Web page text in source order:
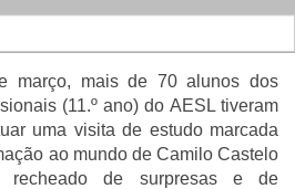
março, mais de 70 alunos dos
(11.º ano) do AESL tiveram
uma visita de estudo marcada
ao mundo de Camilo Castelo
de surpresas e de